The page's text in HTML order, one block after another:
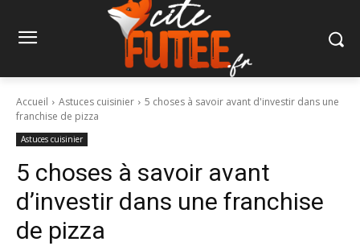
Accueil Astuces cuisinier
5 choses à savoir avant d'investir dans une
franchise de pizza
Astuces cuisinier
5 choses à savoir avant
d’investir dans une franchise
de pizza